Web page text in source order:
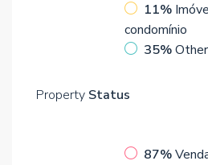
11%
condomínio
35%Other
Property Status
87%